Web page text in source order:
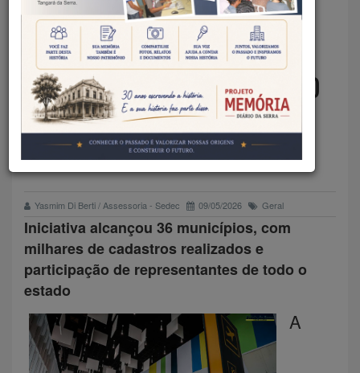
FICHA NACIONAL DIGITAL –
SEDEC ORIENTA SETOR E
AMPLIA ADESÃO AO REGISTRO
ONLINE DE HÓSPEDES EM
MATO GROSSO
Yasmim Di Berti / Assessoria - Sedec 09/05/2026 Geral
Iniciativa alcançou 36 municípios, com
milhares de cadastros realizados e
participação de representantes de todo o
estado
A